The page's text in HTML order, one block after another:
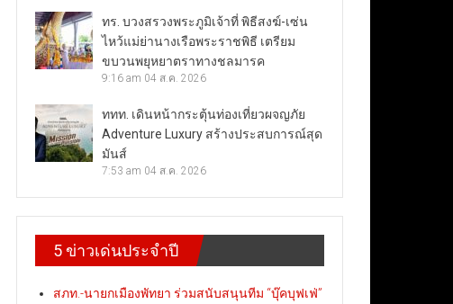
ทร. บวงสรวงพระภูมิเจ้าที่ พิธีสงฆ์-เซ่น
ไหว้แม่ย่านางเรือพระราชพิธี เตรียม
ขบวนพยุหยาตราทางชลมารค
9:16 am 04 ส.ค. 2026
ททท. เดินหน้ากระตุ้นท่องเที่ยวผจญภัย
Adventure Luxury สร้างประสบการณ์สุด
มันส์
7:53 am 04 ส.ค. 2026
5 ข่าวเด่นประจำปี
สภท.-นายกเมืองพัทยา ร่วมสนับสนุนทีม “บุ๊คบุฟเฟ่”